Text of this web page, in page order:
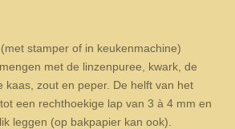
stamper of in keukenmachine)
met de linzenpuree, kwark, de
kaas, zout en peper. De helft van het
een rechthoekige lap van 3 à 4 mm en
leggen (op bakpapier kan ook).